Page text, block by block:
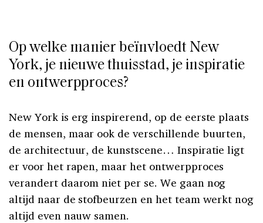
Op welke manier beïnvloedt New
York, je nieuwe thuisstad, je inspiratie
en ontwerpproces?
New York is erg inspirerend, op de eerste plaats
de mensen, maar ook de verschillende buurten,
de architectuur, de kunstscene… Inspiratie ligt
er voor het rapen, maar het ontwerpproces
verandert daarom niet per se. We gaan nog
altijd naar de stofbeurzen en het team werkt nog
altijd even nauw samen.